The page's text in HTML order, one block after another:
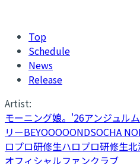
Top
Schedule
News
Release
Artist:
モーニング娘。'26アンジュルム
リーBEYOOOOONDSOCHA
ロプロ研修生ハロプロ研修生
オフィシャルファンクラブ